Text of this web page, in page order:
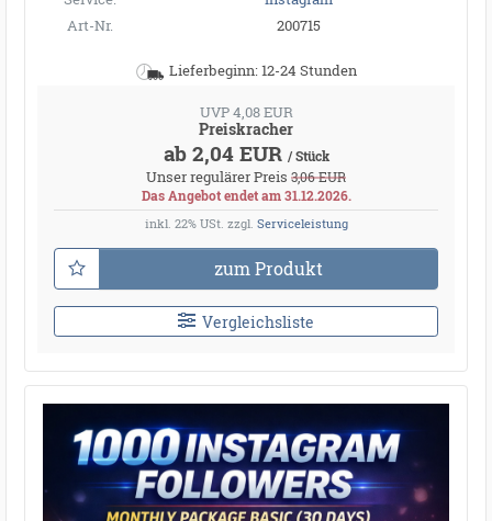
Art-Nr.
200715
Lieferbeginn: 12-24 Stunden
UVP 4,08 EUR
Preiskracher
ab 2,04 EUR / Stück
Unser regulärer Preis 3,06 EUR
Das Angebot endet am 31.12.2026.
inkl. 22% USt. zzgl. Serviceleistung
zum Produkt
Vergleichsliste